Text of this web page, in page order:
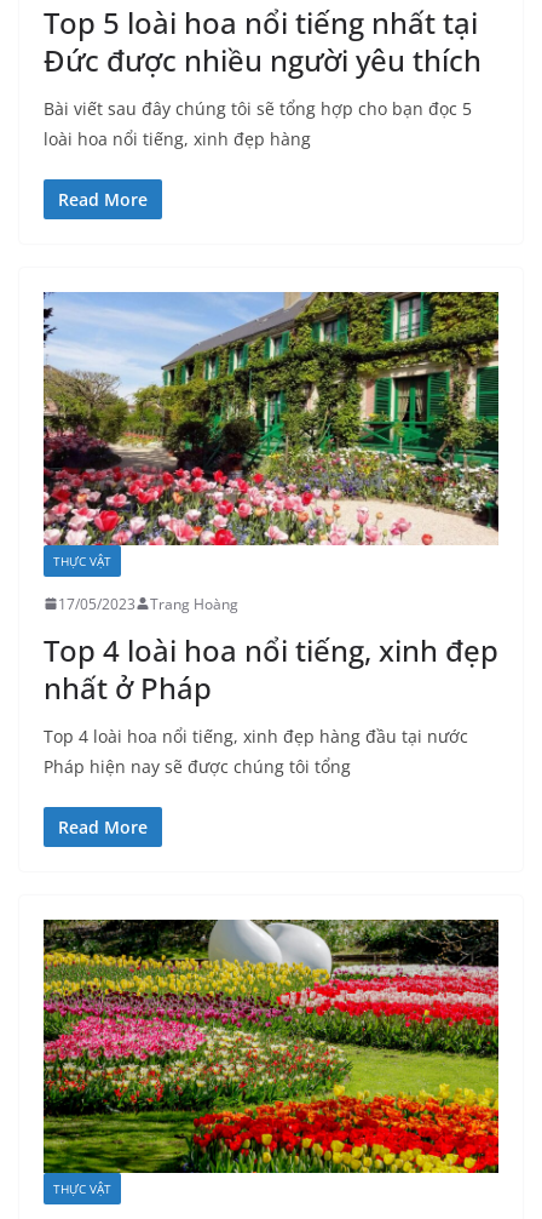
Top 5 loài hoa nổi tiếng nhất tại
Đức được nhiều người yêu thích
Bài viết sau đây chúng tôi sẽ tổng hợp cho bạn đọc 5
loài hoa nổi tiếng, xinh đẹp hàng
Read More
THỰC VẬT
17/05/2023 Trang Hoàng
Top 4 loài hoa nổi tiếng, xinh đẹp
nhất ở Pháp
Top 4 loài hoa nổi tiếng, xinh đẹp hàng đầu tại nước
Pháp hiện nay sẽ được chúng tôi tổng
Read More
THỰC VẬT